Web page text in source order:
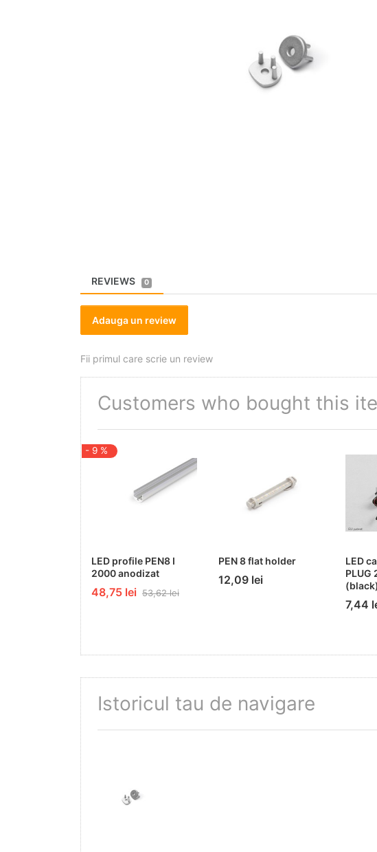
REVIEWS 0
Adauga un review
Fii primul care scrie un review
Customers who bought this
- 9 %
LED profile PEN8 I
2000 anodizat
48,75 lei 53,62 lei
PEN 8 flat holder
12,09 lei
LED
PLUG
(black)
7,44
Istoricul tau de navigare